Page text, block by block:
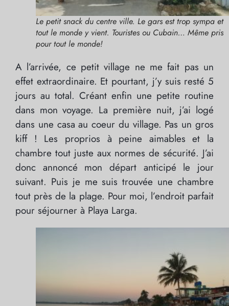
Le petit snack du centre ville. Le gars est trop sympa et
tout le monde y vient. Touristes ou Cubain… Même pris
pour tout le monde!
A l’arrivée, ce petit village ne me fait pas un
effet extraordinaire. Et pourtant, j’y suis resté 5
jours au total. Créant enfin une petite routine
dans mon voyage. La première nuit, j’ai logé
dans une casa au coeur du village. Pas un gros
kiff ! Les proprios à peine aimables et la
chambre tout juste aux normes de sécurité. J’ai
donc annoncé mon départ anticipé le jour
suivant. Puis je me suis trouvée une chambre
tout près de la plage. Pour moi, l’endroit parfait
pour séjourner à Playa Larga.